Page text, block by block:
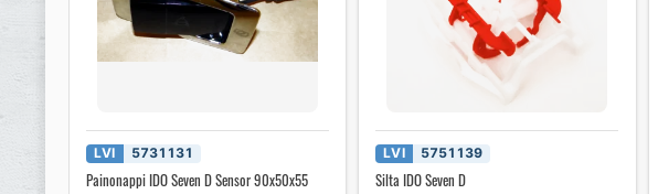
LVI 5731131
Painonappi IDO Seven D Sensor 90x50x55
LVI 5751139
Silta IDO Seven D